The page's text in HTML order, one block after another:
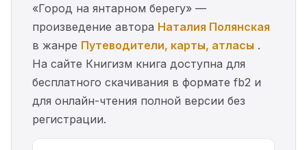
«Город на янтарном берегу» —
произведение автора Наталия Полянская
в жанре Путеводители, карты, атласы .
На сайте Книгизм книга доступна для
бесплатного скачивания в формате fb2 и
для онлайн-чтения полной версии без
регистрации.